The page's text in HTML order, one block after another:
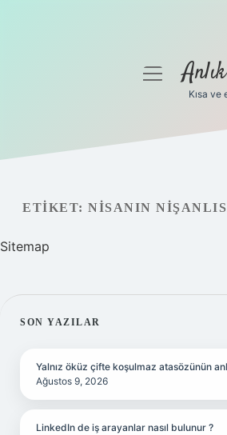
Gizlilik Politikası
menüyü
Kısa ve
ETIKET: NISANIN
Sitemap
SIDEBAR
SON YAZILAR
Yalnız öküz çifte koşulmaz atasözünün
Ağustos 9, 2026
LinkedIn de iş arayanlar nasıl bulunur ?